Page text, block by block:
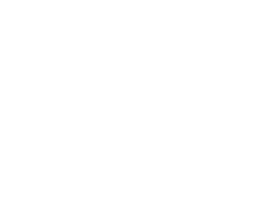
Fusion in ein Echtzeit-
Business Edition ein
Alles, was Sie benötigen,
Beides erhalten Sie aus